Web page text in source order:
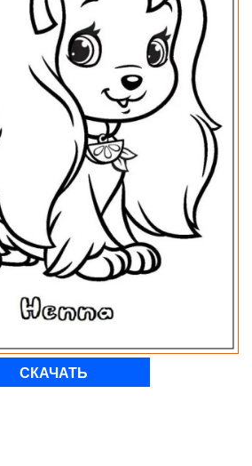
СКАЧАТЬ